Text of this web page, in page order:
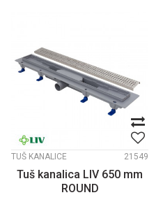
TUŠ KANALICE 21549
Tuš kanalica LIV 650 mm
ROUND